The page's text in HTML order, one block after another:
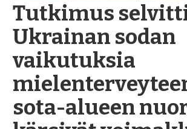
Tutkimus
Ukrainan sodan
vaikutuksia
sota-alueen